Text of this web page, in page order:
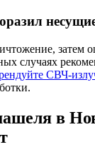
затем
случаях
СВЧ-
в